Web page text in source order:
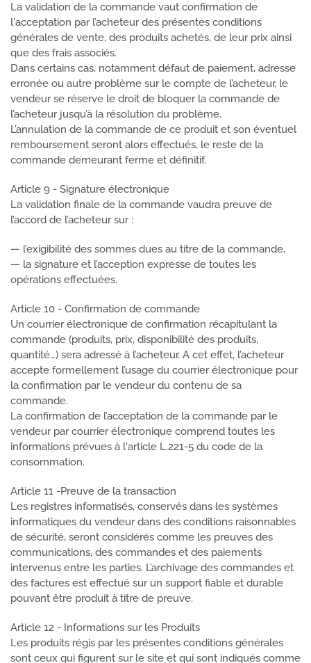
La validation de la commande vaut confirmation de
l'acceptation par l’acheteur des présentes conditions
générales de vente, des produits achetés, de leur prix ainsi
que des frais associés.
Dans certains cas, notamment défaut de paiement, adresse
erronée ou autre problème sur le compte de l’acheteur, le
vendeur se réserve le droit de bloquer la commande de
l’acheteur jusqu’à la résolution du problème.
L’annulation de la commande de ce produit et son éventuel
remboursement seront alors effectués, le reste de la
commande demeurant ferme et définitif.
Article 9 - Signature électronique
La validation finale de la commande vaudra preuve de
l’accord de l’acheteur sur :
— l’exigibilité des sommes dues au titre de la commande,
— la signature et l’acception expresse de toutes les
opérations effectuées.
Article 10 - Confirmation de commande
Un courrier électronique de confirmation récapitulant la
commande (produits, prix, disponibilité des produits,
quantité…) sera adressé à l’acheteur. A cet effet, l’acheteur
accepte formellement l’usage du courrier électronique pour
la confirmation par le vendeur du contenu de sa
commande.
La confirmation de l’acceptation de la commande par le
vendeur par courrier électronique comprend toutes les
informations prévues à l'article L.221-5 du code de la
consommation.
Article 11 -Preuve de la transaction
Les registres informatisés, conservés dans les systèmes
informatiques du vendeur dans des conditions raisonnables
de sécurité, seront considérés comme les preuves des
communications, des commandes et des paiements
intervenus entre les parties. L’archivage des commandes et
des factures est effectué sur un support fiable et durable
pouvant être produit à titre de preuve.
Article 12 - Informations sur les Produits
Les produits régis par les présentes conditions générales
sont ceux qui figurent sur le site et qui sont indiqués comme